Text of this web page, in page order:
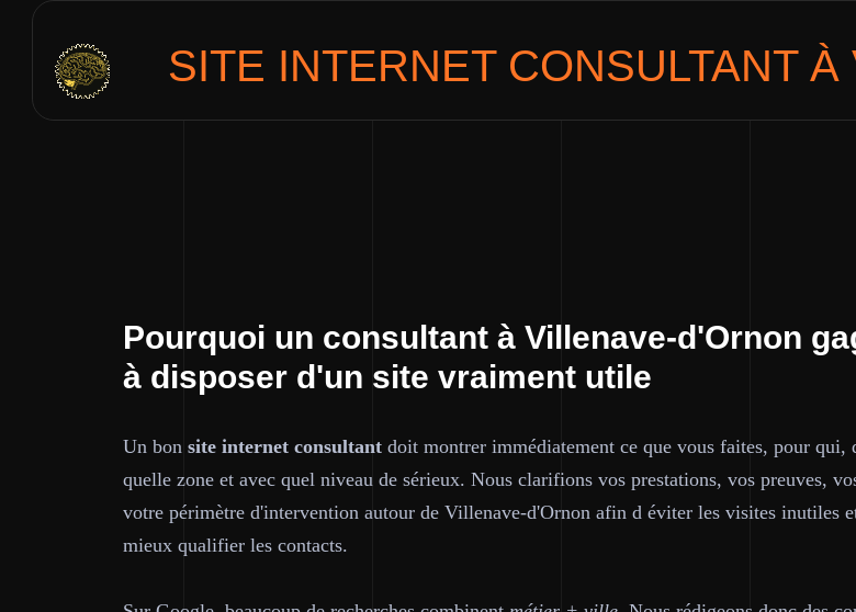
SITE INTERNET CONSULTANTÀ
Pourquoi un consultant à Villenave-d'Ornon
à disposer d'un site vraiment utile
Un bon site internet consultant doit montrer immédiatement ce que vous faites, pour qui,
quelle zone et avec quel niveau de sérieux. Nous clarifions vos prestations, vos preuves,
votre périmètre d'intervention autour de Villenave-d'Ornon afin d éviter les visites inutiles
mieux qualifier les contacts.